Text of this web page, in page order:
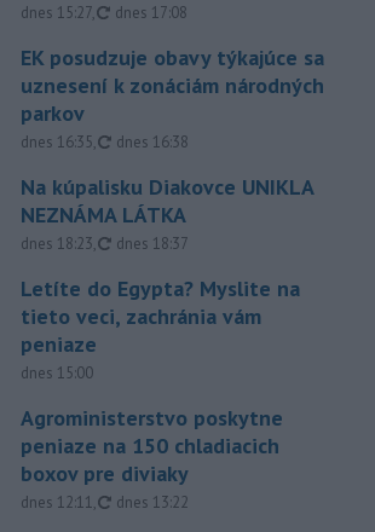
dnes 15:27, aktualizované
dnes 17:08
EK posudzuje obavy týkajúce sa
uznesení k zonáciám národných
parkov
dnes 16:35, aktualizované
dnes 16:38
Na kúpalisku Diakovce UNIKLA
NEZNÁMA LÁTKA
dnes 18:23, aktualizované
dnes 18:37
Letíte do Egypta? Myslite na
tieto veci, zachránia vám
peniaze
dnes 15:00
Agroministerstvo poskytne
peniaze na 150 chladiacich
boxov pre diviaky
dnes 12:11, aktualizované
dnes 13:22